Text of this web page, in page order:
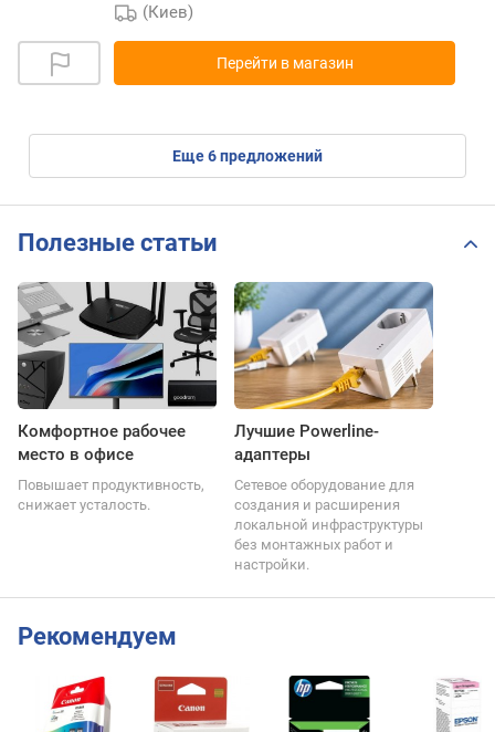
(Киев)
Перейти в магазин
eще6предложений
Полезные статьи
Комфортное рабочее
место в офисе
Повышает продуктивность,
снижает усталость.
Лучшие Powerline-
адаптеры
Сетевое оборудование для
создания и расширения
локальной инфраструктуры
без монтажных работ и
настройки.
Рекомендуем